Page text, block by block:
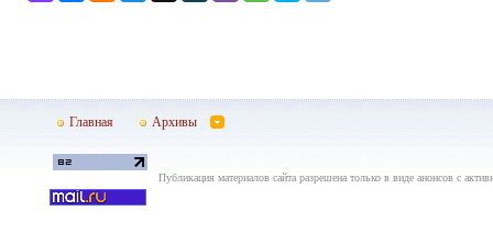
Главная Архивы
Публикация материалов сайта разрешена только в виде анонсов с